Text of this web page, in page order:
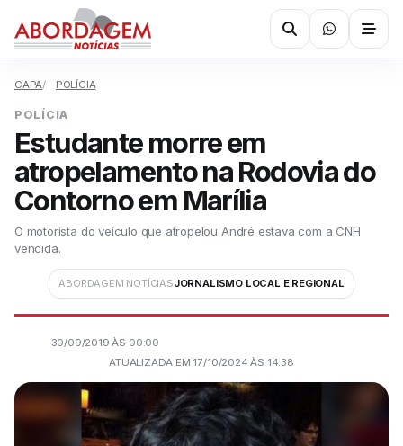
CAPA POLÍCIA
POLÍCIA
Estudante morre em
atropelamento na Rodovia do
Contorno em Marília
O motorista do veículo que atropelou André estava com a CNH
vencida.
ABORDAGEM NOTÍCIASJORNALISMO LOCAL E REGIONAL
30/09/2019 ÀS 00:00
ATUALIZADA EM 17/10/2024 ÀS 14:38